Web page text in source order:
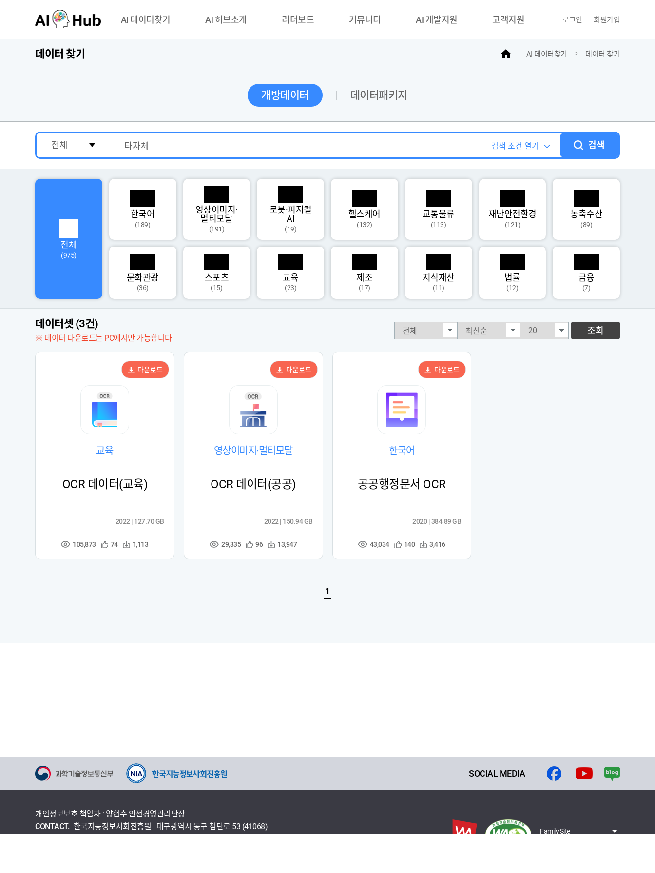
AI 데이터찾기
기관 제공 데이터
AI 허브소개
안심존이란?
리더보드 커뮤니티
활용성과 우수사례
품질가이드
AI 개발지원 고객지원
문의하기
자주찾는질문
로그인 회원가입
데이터 찾기 홈 AI 데이터찾기 데이터 찾기
개방데이터 데이터패키지
검색 조건 열기 검색
전체
(975)
한국어
(189)
영상이미지·
멀티모달
(191)
로봇·피지컬
AI
(19)
헬스케어
(132)
교통물류
(113)
재난안전환경
(121)
농축수산
(89)
문화관광
(36)
스포츠
(15)
교육
(23)
제조
(17)
지식재산
(11)
법률
(12)
금융
(7)
데이터셋 (3건)
※ 데이터 다운로드는 PC에서만 가능합니다.
조회
교육
OCR 데이터(교육)
조
수
105,873
관
등
74
다
수
1,113
2022 | 127.70 GB
다운로드
영상이미지·멀티모달
OCR 데이터(공공)
조
수
29,335
관
등
96
다
수
13,947
2022 | 150.94 GB
다운로드
한국어
공공행정문서 OCR
조
수
43,034
관
등
140
다
수
3,416
2020 | 384.89 GB
다운로드
1
SOCIAL MEDIA
개인정보보호 책임자 : 양현수 안전경영관리단장
CONTACT. 한국지능정보사회진흥원 : 대구광역시 동구 첨단로 53 (41068) Family Site